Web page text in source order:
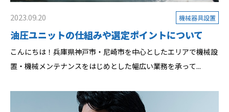
2023.09.20 機械器具設置
油圧ユニットの仕組みや選定ポイントについて
こんにちは！兵庫県神戸市・尼崎市を中心としたエリアで機械設
置・機械メンテナンスをはじめとした幅広い業務を承って...